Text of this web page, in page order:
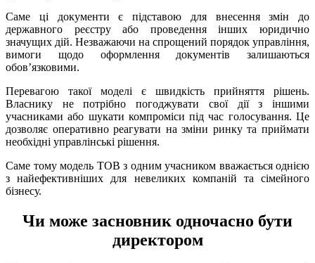
Саме ці документи є підставою для внесення змін до
державного реєстру або проведення інших юридично
значущих дій. Незважаючи на спрощений порядок управління,
вимоги щодо оформлення документів залишаються
обов’язковими.
Перевагою такої моделі є швидкість прийняття рішень.
Власнику не потрібно погоджувати свої дії з іншими
учасниками або шукати компроміси під час голосування. Це
дозволяє оперативно реагувати на зміни ринку та приймати
необхідні управлінські рішення.
Саме тому модель ТОВ з одним учасником вважається однією
з найефективніших для невеликих компаній та сімейного
бізнесу.
Чи може засновник одночасно бути
директором